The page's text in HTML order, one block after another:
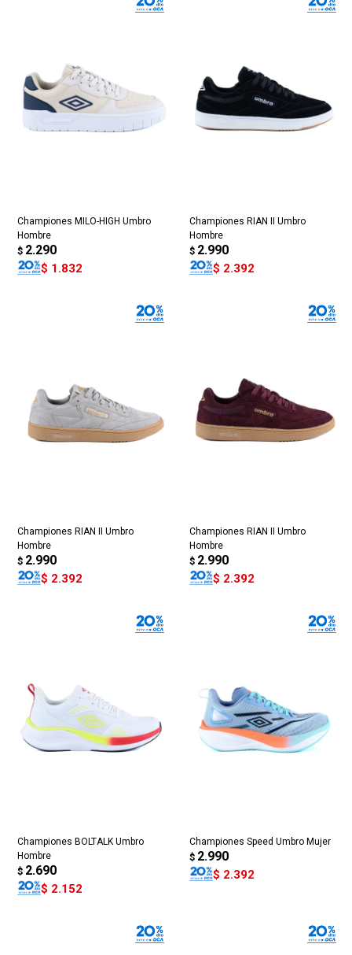
Championes MILO-HIGH Umbro
Hombre
$ 2.290
$ 1.832
Championes RIAN II Umbro
Hombre
$ 2.990
$ 2.392
Championes RIAN II Umbro
Hombre
$ 2.990
$ 2.392
Championes RIAN II Umbro
Hombre
$ 2.990
$ 2.392
Championes BOLTALK Umbro
Hombre
$ 2.690
$ 2.152
Championes Speed Umbro Mujer
$ 2.990
$ 2.392